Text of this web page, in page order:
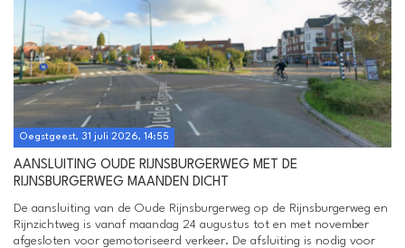
Oegstgeest, 31 juli 2026, 14:55
AANSLUITING OUDE RIJNSBURGERWEG MET DE
RIJNSBURGERWEG MAANDEN DICHT
De aansluiting van de Oude Rijnsburgerweg op de Rijnsburgerweg en
Rijnzichtweg is vanaf maandag 24 augustus tot en met november
afgesloten voor gemotoriseerd verkeer. De afsluiting is nodig voor